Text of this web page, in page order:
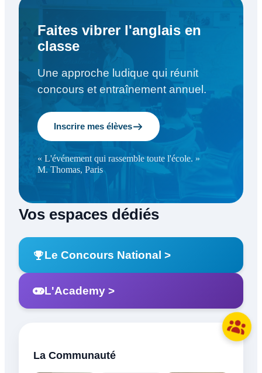
Faites vibrer l'anglais en
classe
Une approche ludique qui réunit
concours et entraînement annuel.
Inscrire mes élèves
« L'événement qui rassemble toute l'école. »
M. Thomas, Paris
Vos espaces dédiés
Le Concours National >
L'Academy >
La Communauté